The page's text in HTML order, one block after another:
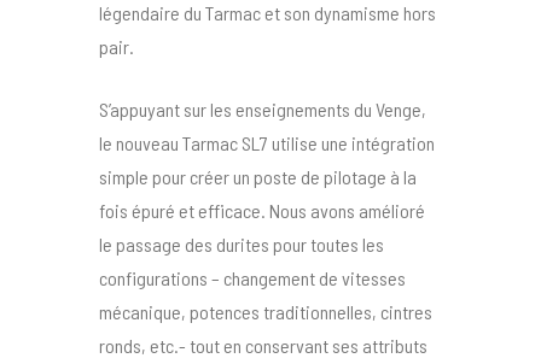
légendaire du Tarmac et son dynamisme hors
pair.
S’appuyant sur les enseignements du Venge,
le nouveau Tarmac SL7 utilise une intégration
simple pour créer un poste de pilotage à la
fois épuré et efficace. Nous avons amélioré
le passage des durites pour toutes les
configurations – changement de vitesses
mécanique, potences traditionnelles, cintres
ronds, etc.- tout en conservant ses attributs